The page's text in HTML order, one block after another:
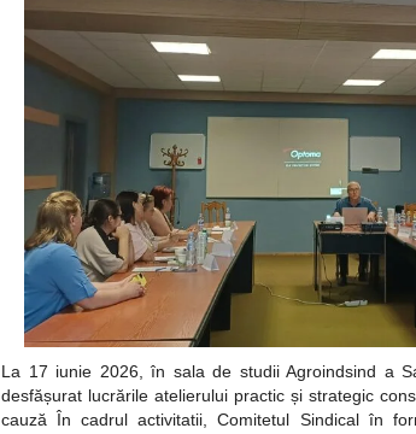
La 17 iunie 2026, în sala de studii Agroindsind a
desfășurat lucrările atelierului practic și strategic
cauză În cadrul activitatii, Comitetul Sindical în